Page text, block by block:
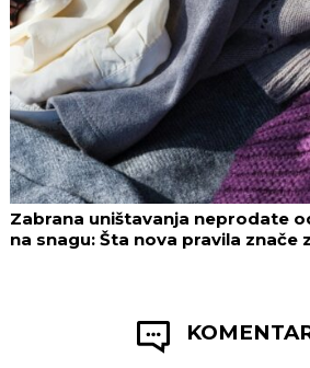
Zabrana uništavanja neprodate
na snagu: Šta nova pravila znače